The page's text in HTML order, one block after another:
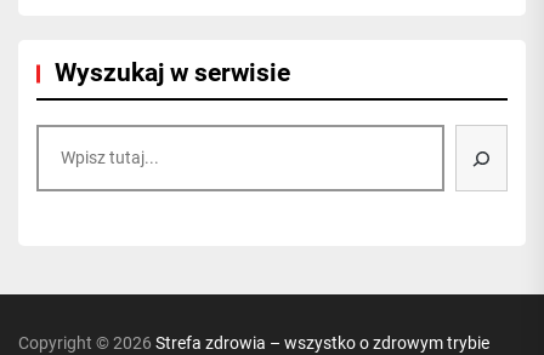
Wyszukaj w serwisie
Copyright © 2026 Strefa zdrowia – wszystko o zdrowym trybie